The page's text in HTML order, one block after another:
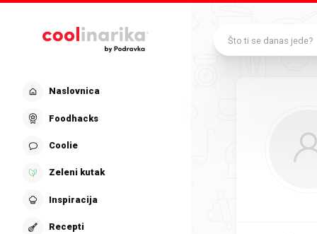
Naslovnica
Foodhacks
Coolie
Zeleni kutak
Inspiracija
Recepti
Što ti se danas jede?